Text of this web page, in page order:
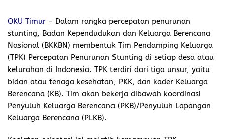
OKU Timur – Dalam rangka percepatan penurunan
stunting, Badan Kependudukan dan Keluarga Berencana
Nasional (BKKBN) membentuk Tim Pendamping Keluarga
(TPK) Percepatan Penurunan Stunting di setiap desa atau
kelurahan di Indonesia. TPK terdiri dari tiga unsur, yaitu
bidan atau tenaga kesehatan, PKK, dan kader Keluarga
Berencana (KB). Tim akan bekerja dibawah koordinasi
Penyuluh Keluarga Berencana (PKB)/Penyuluh Lapangan
Keluarga Berencana (PLKB).